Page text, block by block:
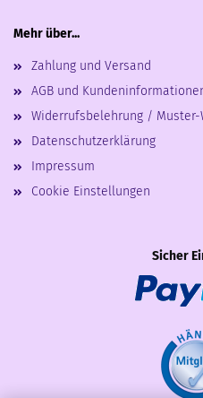
Mehr über...
Zahlung und Versand
AGB und
Widerrufsbelehrung /
Datenschutzerklärung
Impressum
Cookie Einstellungen
Sicher